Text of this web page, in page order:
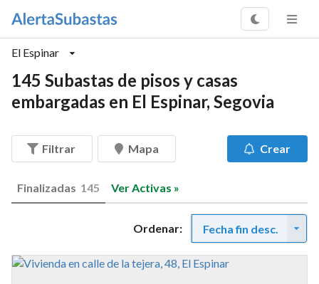
El Espinar
145 Subastas de pisos y casas
embargadas en El Espinar, Segovia
Filtrar Mapa Crear
Finalizadas 145 Ver Activas »
Ordenar: Fecha fin desc.